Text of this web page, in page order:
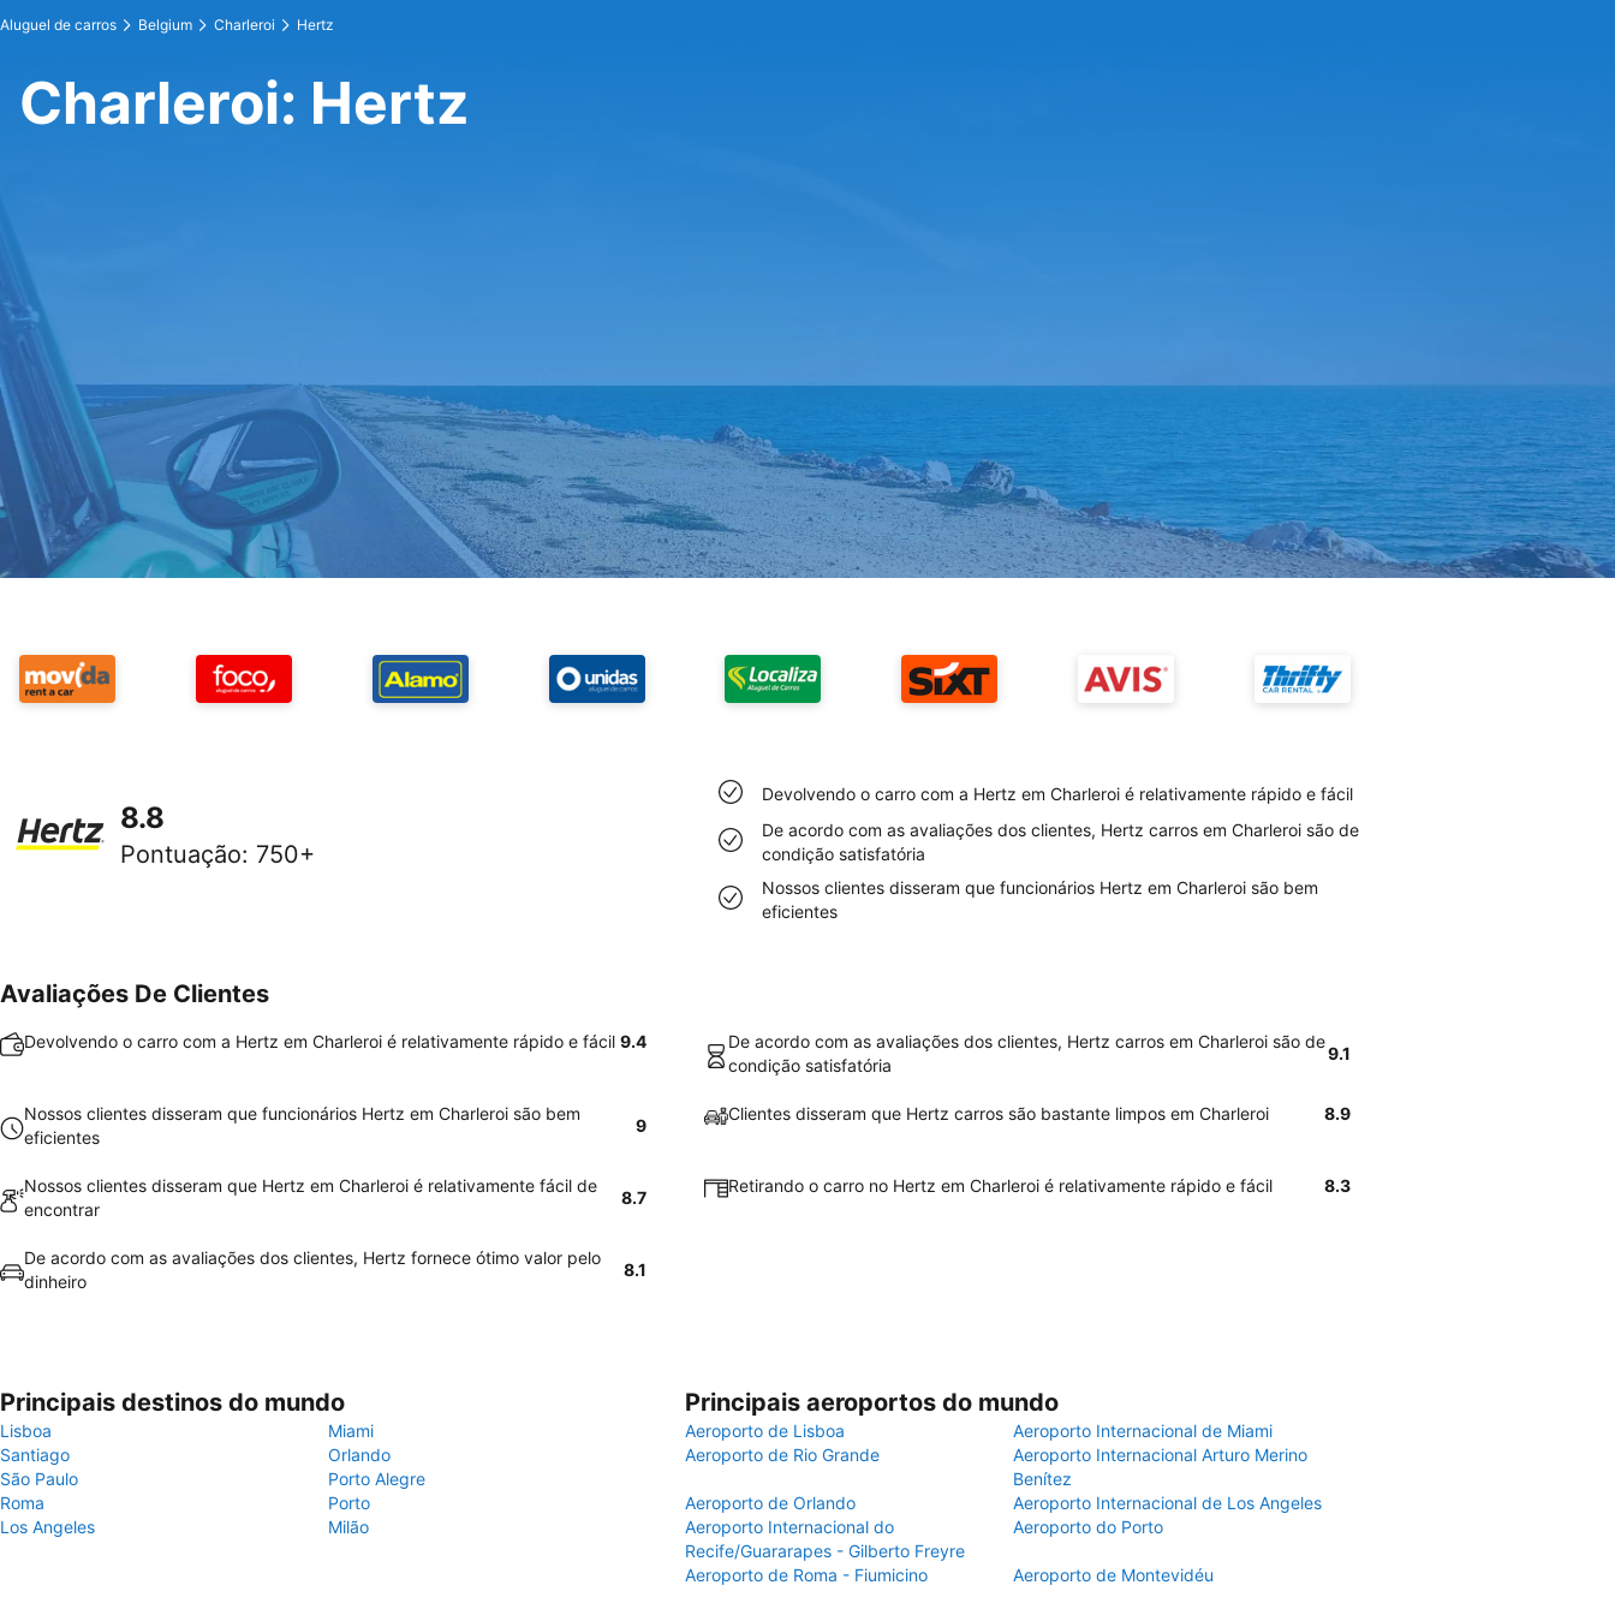
Aluguel de carros Belgium Charleroi Hertz
Charleroi: Hertz
8.8
Pontuação: 750+
Devolvendo o carro com a Hertz em Charleroi é relativamente rápido e fácil
De acordo com as avaliações dos clientes, Hertz carros em Charleroi são de
condição satisfatória
Nossos clientes disseram que funcionários Hertz em Charleroi são bem
eficientes
Avaliações De Clientes
Devolvendo o carro com a Hertz em Charleroi é relativamente rápido e fácil 9.4
De acordo com as avaliações dos clientes, Hertz carros em Charleroi são de
condição satisfatória
9.1
Nossos clientes disseram que funcionários Hertz em Charleroi são bem
eficientes
9
Clientes disseram que Hertz carros são bastante limpos em Charleroi 8.9
Nossos clientes disseram que Hertz em Charleroi é relativamente fácil de
encontrar
8.7
Retirando o carro no Hertz em Charleroi é relativamente rápido e fácil 8.3
De acordo com as avaliações dos clientes, Hertz fornece ótimo valor pelo
dinheiro
8.1
Principais destinos do mundo
Lisboa
Miami
Santiago
Orlando
São Paulo
Porto Alegre
Roma
Porto
Los Angeles
Milão
Principais aeroportos do mundo
Aeroporto de Lisboa
Aeroporto Internacional de Miami
Aeroporto de Rio Grande
Aeroporto Internacional Arturo Merino
Benítez
Aeroporto de Orlando
Aeroporto Internacional de Los Angeles
Aeroporto Internacional do
Recife/Guararapes - Gilberto Freyre
Aeroporto do Porto
Aeroporto de Roma - Fiumicino Aeroporto de Montevidéu